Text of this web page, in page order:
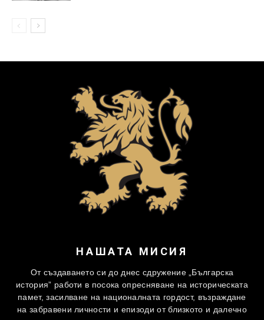
НАШАТА МИСИЯ
От създаването си до днес сдружение „Българска
история” работи в посока опресняване на историческата
памет, засилване на националната гордост, възраждане
на забравени личности и епизоди от близкото и далечно